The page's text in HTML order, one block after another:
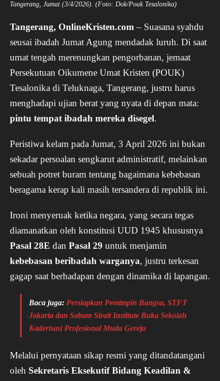
Tangerang, Jumat (3/4/2026). (Foto: Dok/Pouk Tesalonika)
Tangerang, OnlineKristen.com– Suasana syahdu
seusai ibadah Jumat Agung mendadak luruh. Di saat
umat tengah merenungkan pengorbanan, jemaat
Persekutuan Oikumene Umat Kristen (POUK)
Tesalonika di Teluknaga, Tangerang, justru harus
menghadapi ujian berat yang nyata di depan mata:
pintu tempat ibadah mereka disegel.
Peristiwa kelam pada Jumat, 3 April 2026 ini bukan
sekadar persoalan sengkarut administratif, melainkan
sebuah potret buram tentang bagaimana kebebasan
beragama kerap kali masih tersandera di republik ini.
Ironi menyeruak ketika negara, yang secara tegas
diamanatkan oleh konstitusi UUD 1945 khususnya
Pasal 28E dan Pasal 29 untuk menjamin
kebebasan beribadah warganya, justru terkesan
gagap saat berhadapan dengan dinamika di lapangan.
Baca juga: Persiapkan Pemimpin Bangsa, STFT
Jakarta dan Sabam Sirait Institute Buka Sekolah
Kaderisasi Profesional Muda Gereja
Melalui pernyataan sikap resmi yang ditandatangani
oleh Sekretaris Eksekutif Bidang Keadilan &